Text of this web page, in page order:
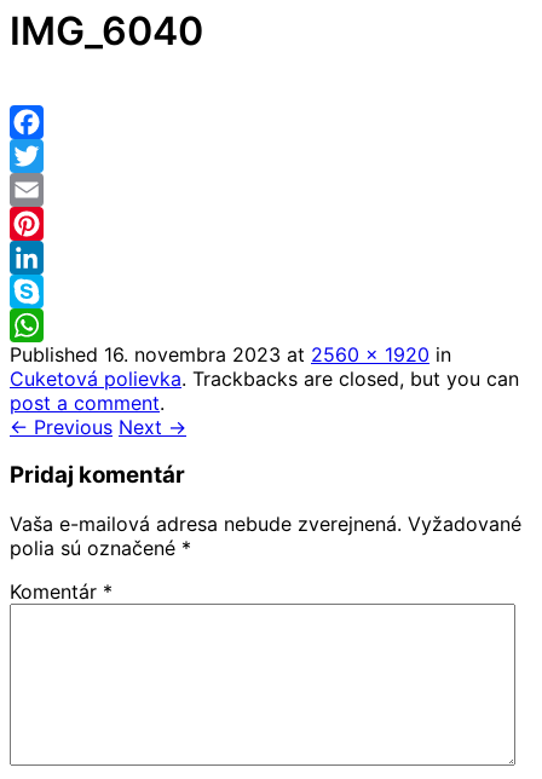
IMG_6040
Facebook
Twitter
Email
Pinterest
LinkedIn
Skype
WhatsApp
Published 16. novembra 2023 at 2560 × 1920 in
Cuketová polievka. Trackbacks are closed, but you can
post a comment.
← Previous Next →
Pridaj komentár
Vaša e-mailová adresa nebude zverejnená. Vyžadované
polia sú označené *
Komentár *